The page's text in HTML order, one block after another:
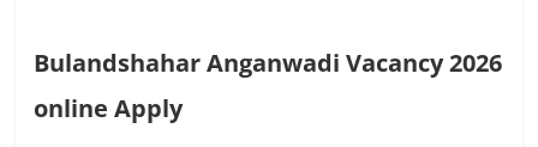
Bulandshahar Anganwadi Vacancy 2026
online Apply